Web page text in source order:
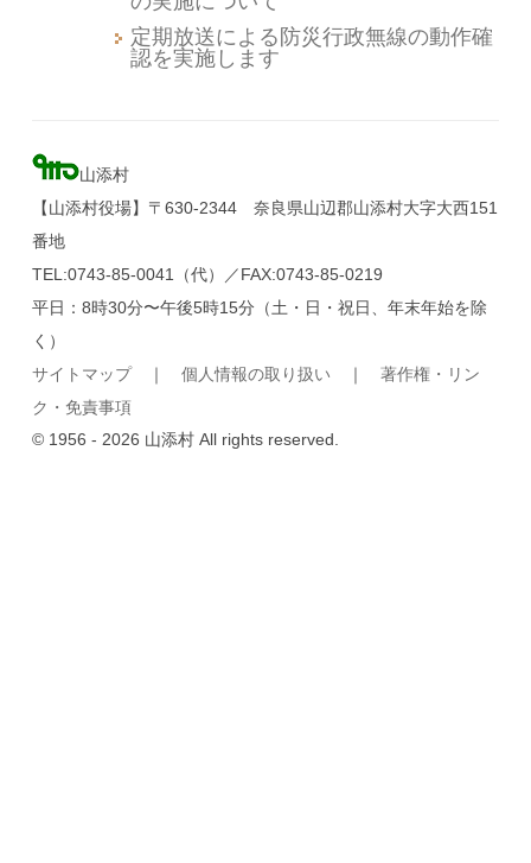
定期放送による防災行政無線の動作確
認を実施します
山添村
【山添村役場】〒630-2344 奈良県山辺郡山添村大字大西151
番地
TEL:0743-85-0041（代）／FAX:0743-85-0219
平日：8時30分〜午後5時15分（土・日・祝日、年末年始を除
く）
サイトマップ｜個人情報の取り扱い ｜著作権・リン
ク・免責事項
© 1956 - 2026 山添村 All rights reserved.